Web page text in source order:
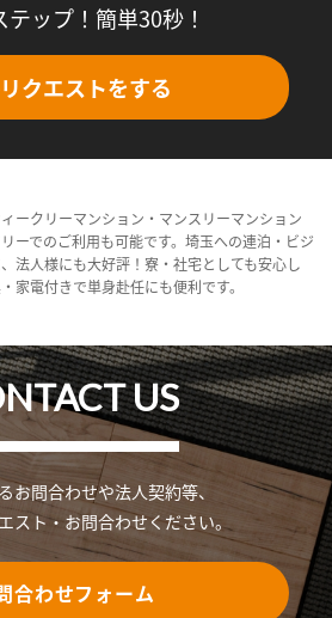
テップ！簡単30秒！
クエストをする
ークリーマンション・マンスリーマンション
ーでのご利用も可能です。埼玉への連泊・ビジ
法人様にも大好評！寮・社宅としても安心し
家電付きで単身赴任にも便利です。
US
お問合わせや法人契約等、
スト・お問合わせください。
合わせフォーム